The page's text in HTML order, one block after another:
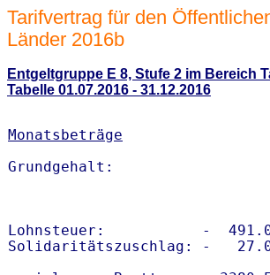
Tarifvertrag für den
Länder 2016b
Entgeltgruppe E 8, Stufe 2 im Bereich
Tabelle 01.07.2016 - 31.12.2016
Monatsbeträge
Lohnsteuer:           -
Solidaritätszuschlag: -